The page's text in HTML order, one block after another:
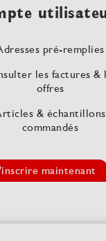
pré-remplies
les factures &
offres
& échantillons
commandés
maintenant